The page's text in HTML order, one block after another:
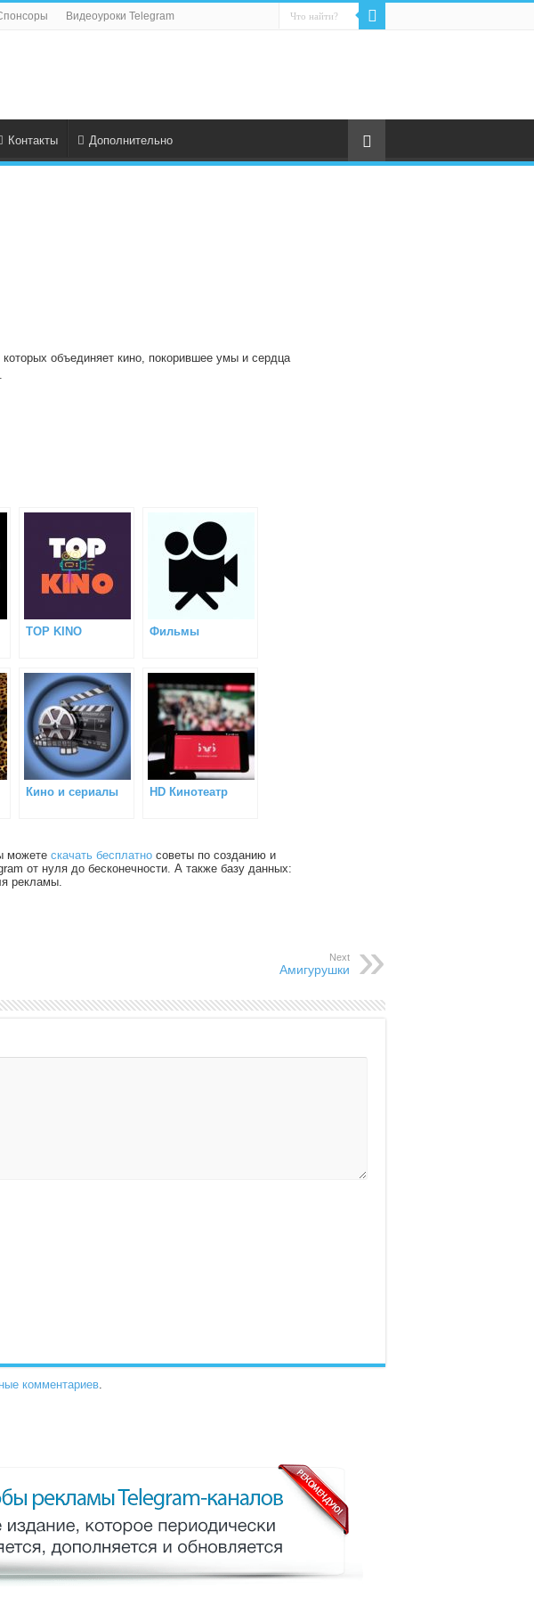
Видеоуроки Telegram
Контакты Дополнительно
объединяет кино, покорившее умы и сердца
TOP KINO Фильмы
Кино и сериалы HD Кинотеатр
можете скачать бесплатно советы по созданию и
от нуля до бесконечности. А также базу данных:
рекламы.
Next
Амигурушки
комментариев.